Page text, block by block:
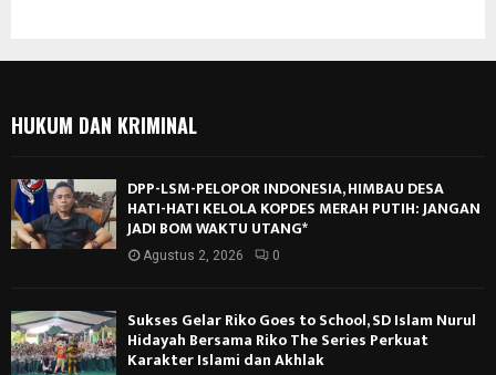
HUKUM DAN KRIMINAL
DPP-LSM-PELOPOR INDONESIA, HIMBAU DESA
HATI-HATI KELOLA KOPDES MERAH PUTIH: JANGAN
JADI BOM WAKTU UTANG*
Agustus 2, 2026 0
Sukses Gelar Riko Goes to School, SD Islam Nurul
Hidayah Bersama Riko The Series Perkuat
Karakter Islami dan Akhlak